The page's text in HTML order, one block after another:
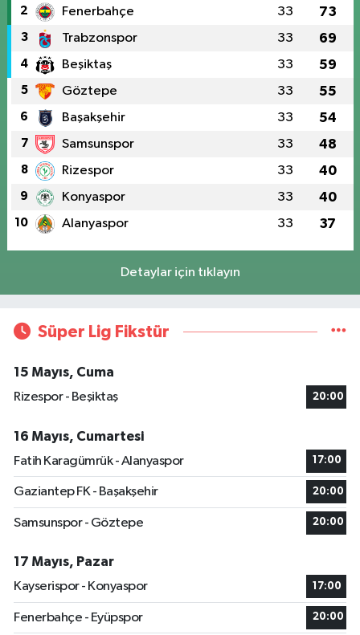
2 Fenerbahçe 33 73
3 Trabzonspor 33 69
4 Beşiktaş 33 59
5 Göztepe 33 55
6 Başakşehir 33 54
7 Samsunspor 33 48
8 Rizespor 33 40
9 Konyaspor 33 40
10 Alanyaspor 33 37
Detaylar için tıklayın
Süper Lig Fikstür
15 Mayıs, Cuma
Rizespor - Beşiktaş
20:00
16 Mayıs, Cumartesi
Fatih Karagümrük - Alanyaspor
17:00
Gaziantep FK - Başakşehir 20:00
Samsunspor - Göztepe 20:00
17 Mayıs, Pazar
Kayserispor - Konyaspor
17:00
Fenerbahçe - Eyüpspor 20:00